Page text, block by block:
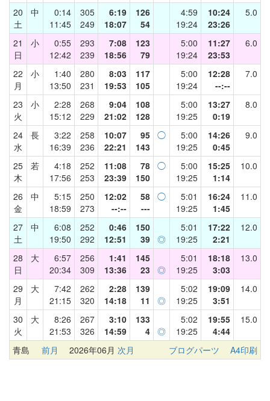
20
土
中
0:14
11:45
305
249
6:19
18:07
126
54
4:59
19:24
10:24
23:26
5.0
21
日
小
0:55
12:42
293
239
7:08
18:56
123
79
5:00
19:24
11:27
23:53
6.0
22
月
小
1:40
13:50
280
231
8:03
19:53
117
105
5:00
19:24
12:28
--:--
7.0
23
火
小
2:28
15:12
268
229
9:04
21:02
108
128
5:00
19:25
13:27
0:19
8.0
24
水
長
3:22
16:39
258
236
10:07
22:21
95
143
◯
5:00
19:25
14:26
0:45
9.0
25
木
若
4:18
17:56
252
253
11:08
23:39
78
150
◯
5:00
19:25
15:25
1:14
10.0
26
金
中
5:15
18:59
250
273
12:02
--:--
58
---
◯
5:01
19:25
16:24
1:45
11.0
27
土
中
6:08
19:50
252
292
0:46
12:51
150
39 ◎
5:01
19:25
17:22
2:21
12.0
28
日
大
6:57
20:34
256
309
1:41
13:36
145
23 ◎
5:01
19:25
18:18
3:03
13.0
29
月
大
7:42
21:15
262
320
2:28
14:18
139
11
◎
5:02
19:25
19:09
3:51
14.0
30
火
大
8:26
21:53
267
326
3:10
14:59
133
4 ◎
5:02
19:25
19:55
4:44
15.0
青島 前月 2026年06月 次月 ブログパーツ A4印刷